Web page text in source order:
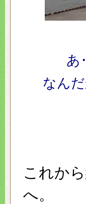
あ
なん
これか
へ。